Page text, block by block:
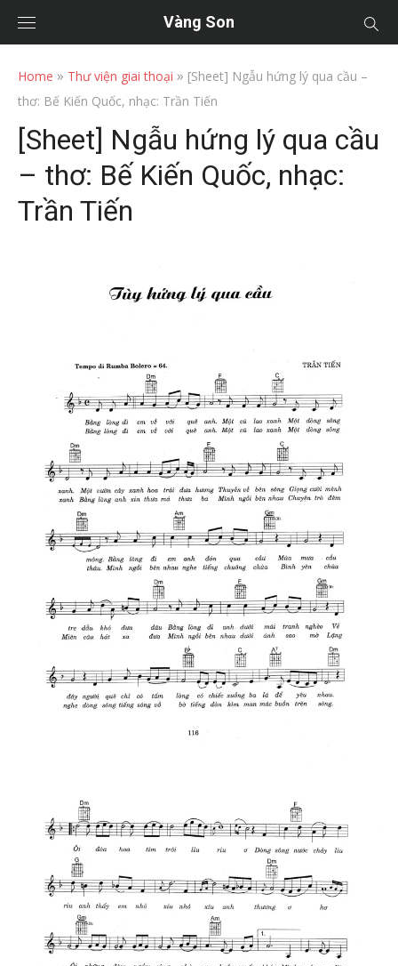
Vàng Son
Home » Thư viện giai thoại » [Sheet] Ngẫu hứng lý qua cầu –
thơ: Bế Kiến Quốc, nhạc: Trần Tiến
[Sheet] Ngẫu hứng lý qua cầu
– thơ: Bế Kiến Quốc, nhạc:
Trần Tiến